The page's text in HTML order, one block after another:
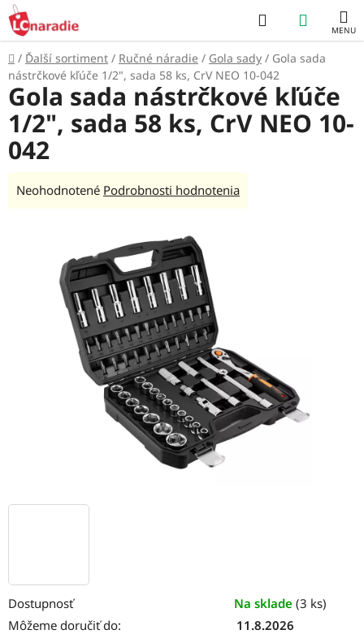
Prejsť
na
obsah
Hľadať
KOŠÍK
Domov
/ Ďalší sortiment / Ručné náradie / Gola sady / Gola sada
nástrčkové kľúče 1/2", sada 58 ks, CrV NEO 10-042
Dostupnosť Na sklade (3 ks)
Môžeme doručiť do:
11.8.2026
Gola sada nástrčkové kľúče
1/2", sada 58 ks, CrV NEO 10-
042
Priemerné
hviezdičiek.
Neohodnotené Podrobnosti hodnotenia